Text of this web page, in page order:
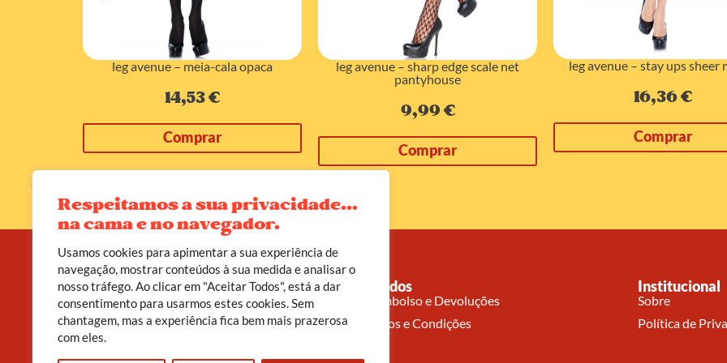
Respeitamos a sua privacidade...
na cama e no navegador.
Usamos cookies para apimentar a sua experiência de
navegação, mostrar conteúdos à sua medida e analisar o
nosso tráfego. Ao clicar em "Aceitar Todos", está a dar
consentimento para usarmos estes cookies. Sem
chantagem, mas a experiência fica bem mais prazerosa
com eles.
leg avenue – meia-cala opaca
14,53€
Comprar
leg avenue – sharp edge scale net
pantyhouse
9,99€
Comprar
leg avenue – stay ups sheer
16,36€
Comprar
A D’leite não é apenas uma loja erótica. É um
convite a viveres o teu corpo como templo, o
prazer como poder, e a sexualidade como caminho
de cura.
Pedidos
Reembolso e Devoluções
Termos e Condições
Institucional
Sobre
Política de